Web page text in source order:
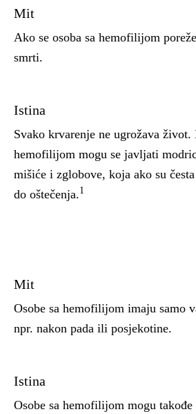
Mit
Ako se osoba sa hemofilijom
smrti.
Istina
Svako krvarenje ne ugrožava život.
hemofilijom mogu se javljati
mišiće i zglobove, koja ako su
do oštečenja.1
Mit
Osobe sa hemofilijom imaju samo
npr. nakon pada ili posjekotine.
Istina
Osobe sa hemofilijom mogu